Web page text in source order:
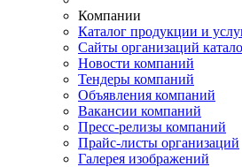
Компании
Каталог продукции и
Сайты организаций
Новости компаний
Тендеры компаний
Объявления компаний
Вакансии компаний
Пресс-релизы компаний
Прайс-листы организаций
Галерея изображений